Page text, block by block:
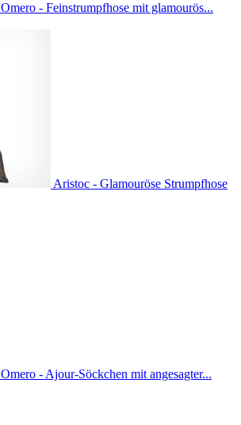
Omero - Feinstrumpfhose mit glamourös...
Aristoc - Glamouröse Strumpfhose
Omero - Ajour-Söckchen mit angesagter...